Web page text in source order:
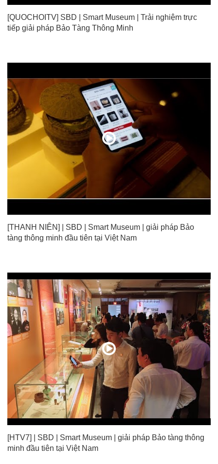
[QUOCHOITV] SBD | Smart Museum | Trải nghiệm trực
tiếp giải pháp Bảo Tàng Thông Minh
[THANH NIÊN] | SBD | Smart Museum | giải pháp Bảo
tàng thông minh đầu tiên tại Việt Nam
[HTV7] | SBD | Smart Museum | giải pháp Bảo tàng thông
minh đầu tiên tại Việt Nam